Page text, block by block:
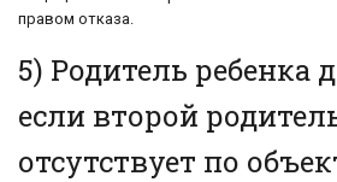
правом отказа.
5) Родитель ребенка
если второй
отсутствует по